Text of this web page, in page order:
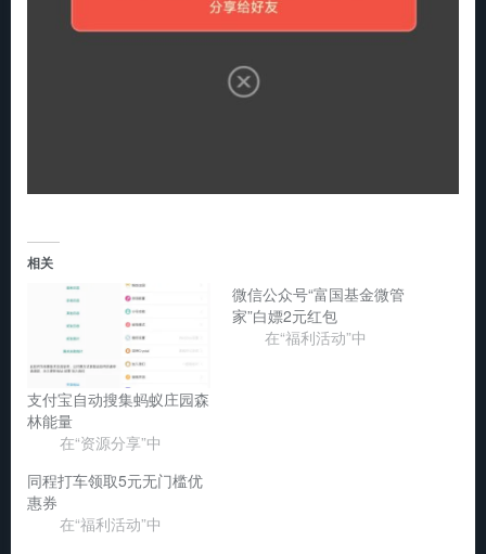
相关
支付宝自动搜集蚂蚁庄园森
林能量
在“资源分享”中
微信公众号“富国基金微管
家”白嫖2元红包
在“福利活动”中
同程打车领取5元无门槛优
惠券
在“福利活动”中